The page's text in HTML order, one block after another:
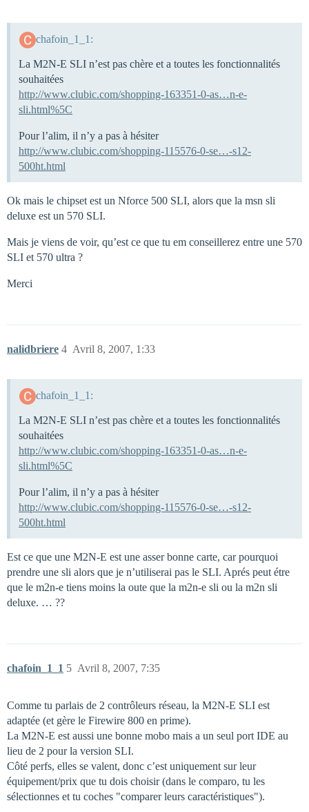
chafoin_1_1:
La M2N-E SLI n’est pas chère et a toutes les fonctionnalités
souhaitées
http://www.clubic.com/shopping-163351-0-as…n-e-
sli.html%5C
Pour l’alim, il n’y a pas à hésiter
http://www.clubic.com/shopping-115576-0-se…-s12-
500ht.html
Ok mais le chipset est un Nforce 500 SLI, alors que la msn sli
deluxe est un 570 SLI.
Mais je viens de voir, qu’est ce que tu em conseillerez entre une 570
SLI et 570 ultra ?
Merci
nalidbriere Avril 8, 2007, 1:33
4
chafoin_1_1:
La M2N-E SLI n’est pas chère et a toutes les fonctionnalités
souhaitées
http://www.clubic.com/shopping-163351-0-as…n-e-
sli.html%5C
Pour l’alim, il n’y a pas à hésiter
http://www.clubic.com/shopping-115576-0-se…-s12-
500ht.html
Est ce que une M2N-E est une asser bonne carte, car pourquoi
prendre une sli alors que je n’utiliserai pas le SLI. Aprés peut étre
que le m2n-e tiens moins la oute que la m2n-e sli ou la m2n sli
deluxe. … ??
chafoin_1_1 Avril 8, 2007, 7:35
5
Comme tu parlais de 2 contrôleurs réseau, la M2N-E SLI est
adaptée (et gère le Firewire 800 en prime).
La M2N-E est aussi une bonne mobo mais a un seul port IDE au
lieu de 2 pour la version SLI.
Côté perfs, elles se valent, donc c’est uniquement sur leur
équipement/prix que tu dois choisir (dans le comparo, tu les
sélectionnes et tu coches "comparer leurs caractéristiques").